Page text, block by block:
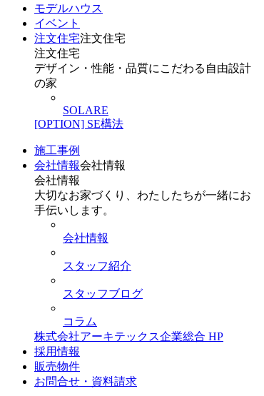
モデルハウス
イベント
注文住宅注文住宅
注文住宅
デザイン・性能・品質にこだわる自由設計
の家
SOLARE
[OPTION] SE構法
施工事例
会社情報会社情報
会社情報
大切なお家づくり、わたしたちが一緒にお
手伝いします。
会社情報
スタッフ紹介
スタッフブログ
コラム
株式会社アーキテックス企業総合 HP
採用情報
販売物件
お問合せ・資料請求